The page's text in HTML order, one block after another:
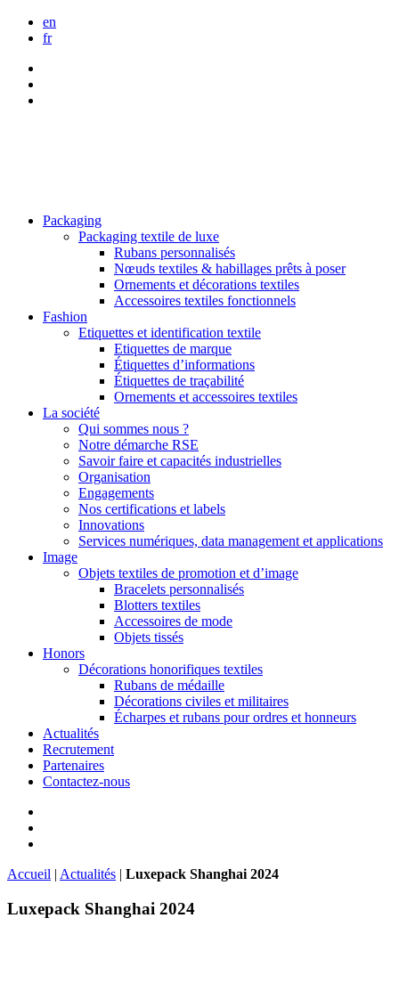
en
fr
Packaging
Packaging textile de luxe
Rubans personnalisés
Nœuds textiles & habillages prêts à poser
Ornements et décorations textiles
Accessoires textiles fonctionnels
Fashion
Etiquettes et identification textile
Etiquettes de marque
Étiquettes d’informations
Étiquettes de traçabilité
Ornements et accessoires textiles
La société
Qui sommes nous ?
Notre démarche RSE
Savoir faire et capacités industrielles
Organisation
Engagements
Nos certifications et labels
Innovations
Services numériques, data management et applications
Image
Objets textiles de promotion et d’image
Bracelets personnalisés
Blotters textiles
Accessoires de mode
Objets tissés
Honors
Décorations honorifiques textiles
Rubans de médaille
Décorations civiles et militaires
Écharpes et rubans pour ordres et honneurs
Actualités
Recrutement
Partenaires
Contactez-nous
Accueil | Actualités | Luxepack Shanghai 2024
Luxepack Shanghai 2024